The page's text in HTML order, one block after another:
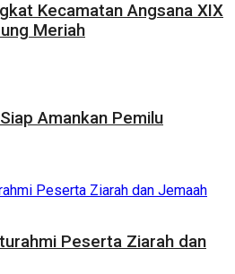
Kecamatan Angsana XIX
Meriah
Amankan Pemilu
Peserta Ziarah dan